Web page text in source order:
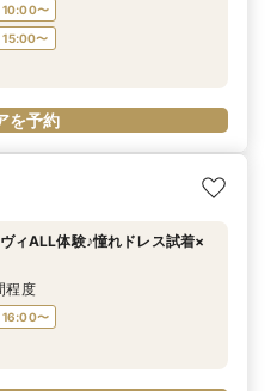
10:00〜
15:00〜
を予約
ヴィALL体験♪憧れドレス試着×
程度
16:00〜